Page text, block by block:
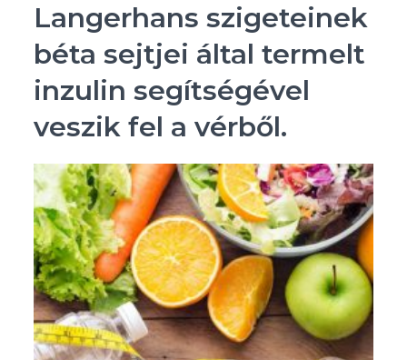
Langerhans szigeteinek
béta sejtjei által termelt
inzulin segítségével
veszik fel a vérből.